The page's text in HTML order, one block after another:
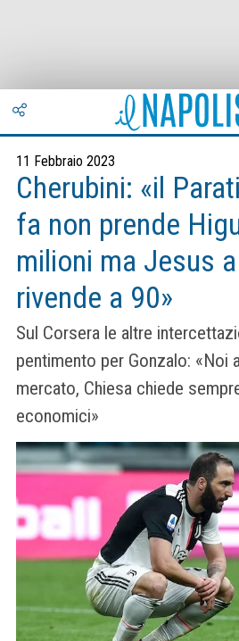
11 Febbraio 2023
Cherubini: «il
fa non prende
milioni ma Jesus
rivende a 90»
Sul Corsera le altre
pentimento per Gonzalo: «Noi
mercato, Chiesa chiede
economici»